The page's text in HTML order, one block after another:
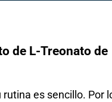
de L-Treonato de
es sencillo. Por